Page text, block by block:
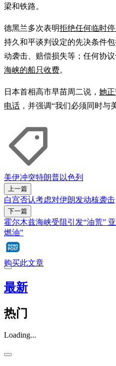
梁和铁路。
德黑兰多次表明拒绝任何临时停
持久和平谈判设定的先决条件
动袭击、赔偿损失等；任何协
海峡的船只收费。
日本首相高市早苗周二说， 她
电话 ，并强调“我们必须同时与
美伊冲突特朗普以色列
上一篇
白宫否认考虑对伊朗发动核袭击
下一篇
霍尔木兹海峡受阻引发“油荒”
燃油”
购买此文章
最新
热门
Loading...